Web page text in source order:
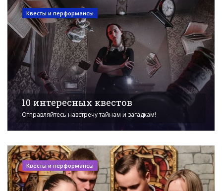
Квесты и перформансы
10 интересных квестов
Отправляйтесь навстречу тайнам и загадкам!
Квесты и перформансы